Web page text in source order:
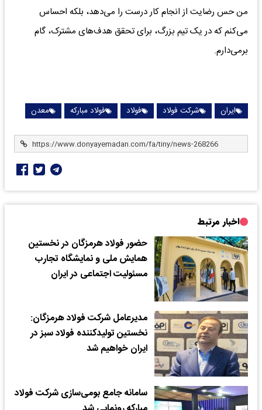
من حس رضایت از انجام کار درست را می‌دهد، بلکه احساس
می‌کنم که در یک تیم بزرگ، برای تحقق هدف‌های مشترک، گام
برمی‌دارم.
ایران شرکت فولاد فولاد فولاد مبارکه معدن
اخبار مرتبط
حضور فولاد هرمزگان در نخستین
همایش ملی و نمایشگاه تجارب
مسئولیت اجتماعی در ایران
مدیرعامل شرکت فولاد هرمزگان:
نخستین تولیدکننده فولاد سبز در
ایران خواهیم شد
سامانه جامع بومی‌سازی شرکت فولاد